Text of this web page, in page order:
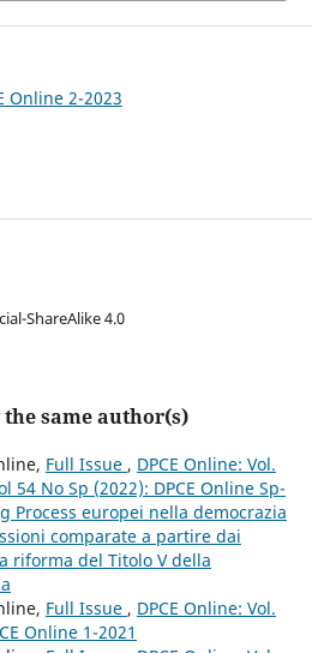
Online 2-2023
ShareAlike 4.0
same author(s)
Full Issue , DPCE Online: Vol.
54 No Sp (2022): DPCE Online Sp-
Process europei nella democrazia
comparate a partire dai
riforma del Titolo V della
Full Issue , DPCE Online: Vol.
Online 1-2021